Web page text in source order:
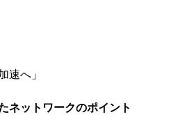
速へ」
ネットワークのポイント